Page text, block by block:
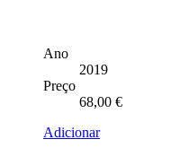
Ano
2019
Preço
68,00 €
Adicionar